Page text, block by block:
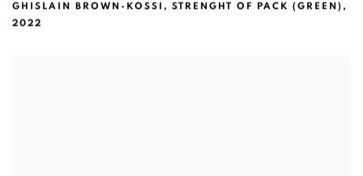
GHISLAIN BROWN-KOSSI ,STRENGHT OF PACK (GREEN) ,
2022